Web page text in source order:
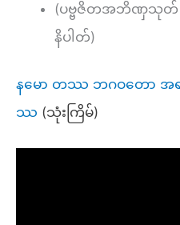
(ပဗ္ဗဇိတအဘိဏှသုတ် ၊
နိပါတ်)
နမော တဿ ဘဂဝတော အရ
ဿ (သုံးကြိမ်)